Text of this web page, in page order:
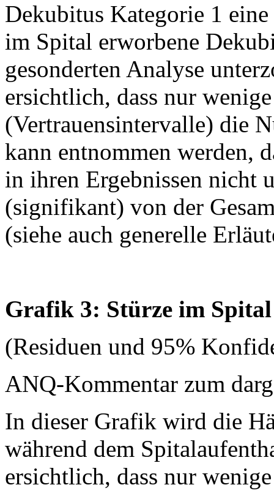
Dekubitus Kategorie 1
im Spital erworbene
gesonderten Analyse
ersichtlich, dass nur
(Vertrauensintervalle) die
kann entnommen werden,
in ihren Ergebnissen nicht
(signifikant) von der
(siehe auch generelle
Grafik 3: Stürze im Spital
(Residuen und 95%
ANQ-Kommentar zum
In dieser Grafik wird die
während dem
ersichtlich, dass nur